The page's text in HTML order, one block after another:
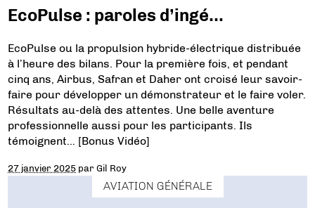
EcoPulse : paroles d’ingé…
EcoPulse ou la propulsion hybride-électrique distribuée
à l’heure des bilans. Pour la première fois, et pendant
cinq ans, Airbus, Safran et Daher ont croisé leur savoir-
faire pour développer un démonstrateur et le faire voler.
Résultats au-delà des attentes. Une belle aventure
professionnelle aussi pour les participants. Ils
témoignent… [Bonus Vidéo]
27 janvier 2025 parGil Roy
AVIATION GÉNÉRALE